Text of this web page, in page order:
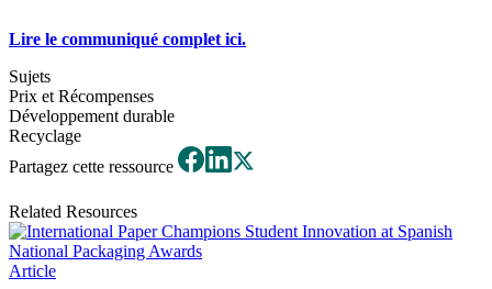
Lire le communiqué complet ici.
Sujets
Prix et Récompenses
Développement durable
Recyclage
Partagez cette ressource
Related Resources
Article